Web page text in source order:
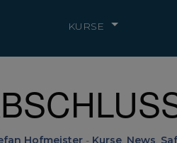
KURSE
Hofmeister - Kurse, News,